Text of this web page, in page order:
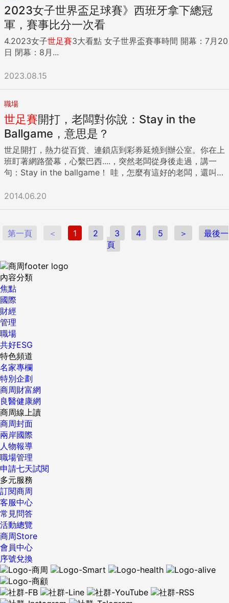
2023女子世界盃足球賽》西班牙拿下總冠
軍，賽事比分一次看
4.2023女子世足賽3大看點 女子世界盃賽事時間 開幕：7月20
日 閉幕：8月...
2023.08.15
職場
世足賽開打，老闆對你說：Stay in the
Ballgame，意思是？
世足開打，熱力從百貨、連鎖店到彩券延燒到辦公室。你在上
班盯著網路螢幕，心繫巴西....，突然老闆從身後走過，講一
句：Stay in the ballgame！ 哇，怎麼有這好的老闆，還叫你
網就查得到，我們不談，今天來看看球賽衍生出來，傳神
員們能夠將注意力集中在球賽上面。延伸形容人做事時要全神
貫注的意思。 Let’s stay in the ballgame! Don’t be
distracted by the minor detail of the project. 讓我們全心貫
注吧! 不要被這個案子的一些不重要的小細節分散了我們的注
意力。 2、Take one’s eye off the ball 疏忽；分心的意思 原
本用於球賽中; 如果球員未聚精會神，可能主導權就會被對手
搶走，導致輸球。引申為疏忽或分心的意思。 If our team
take our eye off the ball, we will lose our chance to win
the contract. 團隊一有疏忽，我們就有可能拿不到合約。 3、
On the ball 有效率；敏捷 比賽時，如果某位球員能夠很有效
率的接球或傳球的話，我們就會說這位球員 is on the ball.
Kathy is really on the ball. She always seems to have the
right solution to a problem and can get the job in a timely
manner consistently. Kathy做事很有效率。她總是有辦法解
決難題並且在時間之內完成。 4、Level playing field 公平競
爭的環境；公平機會 兩個隊伍在進行比賽，如果一方的場地
好，而另一方的場地卻充滿了坑坑疤疤的洞或泥巴，這樣就不
公平。如果兩方都有一樣的場地，那麼就能公平的競爭。level
playing field指的就是公平競爭的環境。 We've got 2 teams
trying to compete for the logo design contest. We need
to be on the same level playing field to start with to see
which team will win the contest. 我們有兩個團隊在進行商標
設計的競賽。我們必需在公平競爭的環境下看那個團隊最後能
贏得比賽。 5、Gamesmanship 小動作；不擇手段取勝 運動
比賽中，假設教練允許利用不擇手段的方式來贏得比賽，我們
就會用gamesmanship 這個字來代表這種耍小動作的行為。後
來延伸為不擇手段取勝的意思。 I don't trust doing business
with this company. They are well known for their shady
gamesmanship. 我沒辦法和這家公司做生意。他們以不擇手
2014.06.20
第一頁 ＜ 1 2 3 4 5 ＞
最後一
頁
內容分類
焦點
國際
財經
管理
職場
共好ESG
特色頻道
名家專欄
特別企劃
商周財富網
良醫健康網
商周線上讀
商周封面
兩岸國際
人物報導
職場管理
申請七天試閱
多元服務
訂閱商周
客服中心
常見問答
活動總覽
商周Store
會員中心
序號兌換